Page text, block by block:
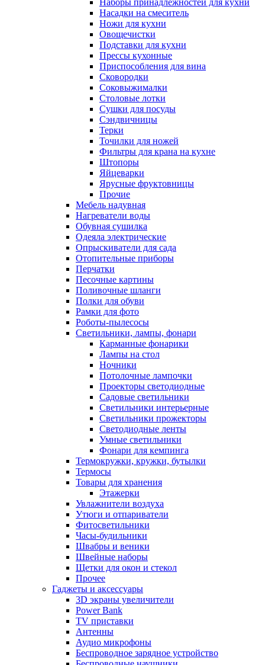
Наборы принадлежностей для кухни
Насадки на смеситель
Ножи для кухни
Овощечистки
Подставки для кухни
Прессы кухонные
Приспособления для вина
Сковородки
Соковыжималки
Столовые лотки
Сушки для посуды
Сэндвичницы
Терки
Точилки для ножей
Фильтры для крана на кухне
Штопоры
Яйцеварки
Ярусные фруктовницы
Прочие
Мебель надувная
Нагреватели воды
Обувная сушилка
Одеяла электрические
Опрыскиватели для сада
Отопительные приборы
Перчатки
Песочные картины
Поливочные шланги
Полки для обуви
Рамки для фото
Роботы-пылесосы
Светильники, лампы, фонари
Карманные фонарики
Лампы на стол
Ночники
Потолочные лампочки
Проекторы светодиодные
Садовые светильники
Светильники интерьерные
Светильники прожекторы
Светодиодные ленты
Умные светильники
Фонари для кемпинга
Термокружки, кружки, бутылки
Термосы
Товары для хранения
Этажерки
Увлажнители воздуха
Утюги и отпариватели
Фитосветильники
Часы-будильники
Швабры и веники
Швейные наборы
Щетки для окон и стекол
Прочее
Гаджеты и аксессуары
3D экраны увеличители
Power Bank
TV приставки
Антенны
Аудио микрофоны
Беспроводное зарядное устройство